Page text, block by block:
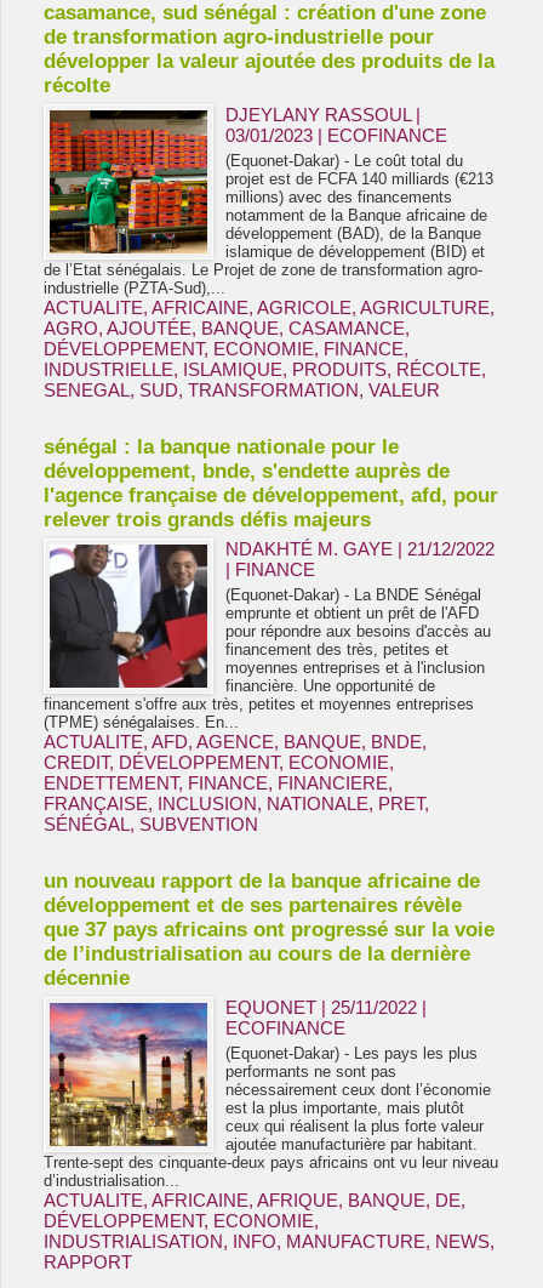
casamance, sud sénégal : création d'une zone
de transformation agro-industrielle pour
développer la valeur ajoutée des produits de la
récolte
DJEYLANY RASSOUL |
03/01/2023 | ECOFINANCE
(Equonet-Dakar) - Le coût total du
projet est de FCFA 140 milliards (€213
millions) avec des financements
notamment de la Banque africaine de
développement (BAD), de la Banque
islamique de développement (BID) et
de l’Etat sénégalais. Le Projet de zone de transformation agro-
industrielle (PZTA-Sud),...
ACTUALITE, AFRICAINE, AGRICOLE, AGRICULTURE,
AGRO, AJOUTÉE, BANQUE, CASAMANCE,
DÉVELOPPEMENT, ECONOMIE, FINANCE,
INDUSTRIELLE, ISLAMIQUE, PRODUITS, RÉCOLTE,
SENEGAL, SUD, TRANSFORMATION, VALEUR
sénégal : la banque nationale pour le
développement, bnde, s'endette auprès de
l'agence française de développement, afd, pour
relever trois grands défis majeurs
NDAKHTÉ M. GAYE | 21/12/2022
| FINANCE
(Equonet-Dakar) - La BNDE Sénégal
emprunte et obtient un prêt de l'AFD
pour répondre aux besoins d'accès au
financement des très, petites et
moyennes entreprises et à l'inclusion
financière. Une opportunité de
financement s'offre aux très, petites et moyennes entreprises
(TPME) sénégalaises. En...
ACTUALITE, AFD, AGENCE, BANQUE, BNDE,
CREDIT, DÉVELOPPEMENT, ECONOMIE,
ENDETTEMENT, FINANCE, FINANCIERE,
FRANÇAISE, INCLUSION, NATIONALE, PRET,
SÉNÉGAL, SUBVENTION
un nouveau rapport de la banque africaine de
développement et de ses partenaires révèle
que 37 pays africains ont progressé sur la voie
de l’industrialisation au cours de la dernière
décennie
EQUONET | 25/11/2022 |
ECOFINANCE
(Equonet-Dakar) - Les pays les plus
performants ne sont pas
nécessairement ceux dont l’économie
est la plus importante, mais plutôt
ceux qui réalisent la plus forte valeur
ajoutée manufacturière par habitant.
Trente-sept des cinquante-deux pays africains ont vu leur niveau
d’industrialisation...
ACTUALITE, AFRICAINE, AFRIQUE, BANQUE, DE,
DÉVELOPPEMENT, ECONOMIE,
INDUSTRIALISATION, INFO, MANUFACTURE, NEWS,
RAPPORT